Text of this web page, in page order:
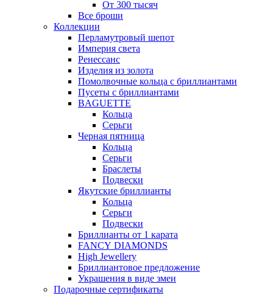
От 300 тысяч
Все броши
Коллекции
Перламутровый шепот
Империя света
Ренессанс
Изделия из золота
Помолвочные кольца с бриллиантами
Пусеты с бриллиантами
BAGUETTE
Кольца
Серьги
Черная пятница
Кольца
Серьги
Браслеты
Подвески
Якутские бриллианты
Кольца
Серьги
Подвески
Бриллианты от 1 карата
FANCY DIAMONDS
High Jewellery
Бриллиантовое предложение
Украшения в виде змеи
Подарочные сертификаты